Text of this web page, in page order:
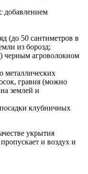
добавлением
(до 50 сантиметров в
из борозд;
черным агроволокном
металлических
гравия (можно
землей и
клубничных
укрытия
и воздух и